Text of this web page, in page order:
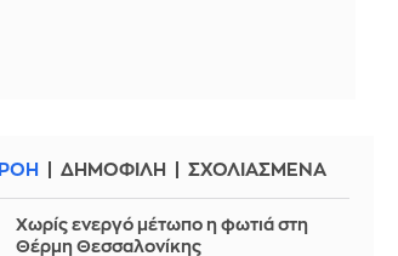
ΡΟΗ ΔΗΜΟΦΙΛΗ ΣΧΟΛΙΑΣΜΕΝΑ
Χωρίς ενεργό μέτωπο η φωτιά στη
Θέρμη Θεσσαλονίκης